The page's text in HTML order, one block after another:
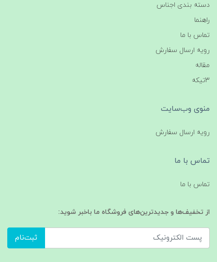
دسته بندی اجناس
راهنما
تماس با ما
رویه ارسال سفارش
مقاله
3تیکه
منوی وب‌سایت
رویه ارسال سفارش
تماس با ما
تماس با ما
از تخفیف‌ها و جدیدترین‌های فروشگاه ما باخبر شوید:
ثبت‌نام